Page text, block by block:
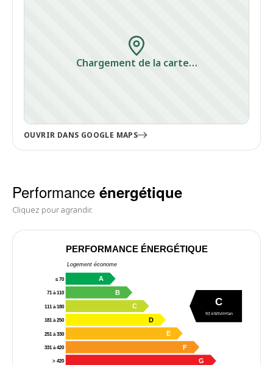
Chargement de la carte…
OUVRIR DANS GOOGLE MAPS
Performance énergétique
Cliquez pour agrandir.
PERFORMANCE ÉNERGÉTIQUE
Logement économe
≤ 70 A
71 à 110 B
111 à 180 C
181 à 250 D
251 à 330 E
331 à 420 F
> 420 G
C
93 kWh/m²/an